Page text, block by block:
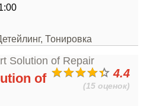
Тонировка
4.4
(15 оценок)
of